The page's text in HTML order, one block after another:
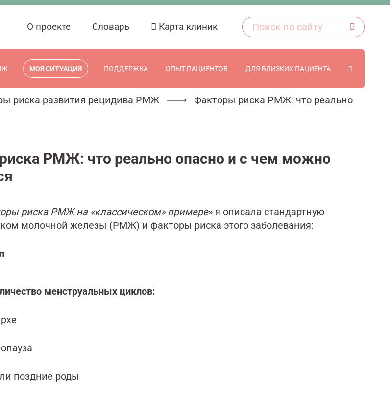
О проекте Словарь Карта клиник
МОЯ СИТУАЦИЯ ПОДДЕРЖКА ОПЫТ ПАЦИЕНТОВ ДЛЯ БЛИЗКИХ ПАЦИЕНТА
риска развития рецидива РМЖ
Факторы риска РМЖ: что реально
РМЖ: что реально опасно и с чем можно
риска РМЖ на «классическом» примере» я описала стандартную
молочной железы (РМЖ) и факторы риска этого заболевания:
менструальных циклов:
поздние роды